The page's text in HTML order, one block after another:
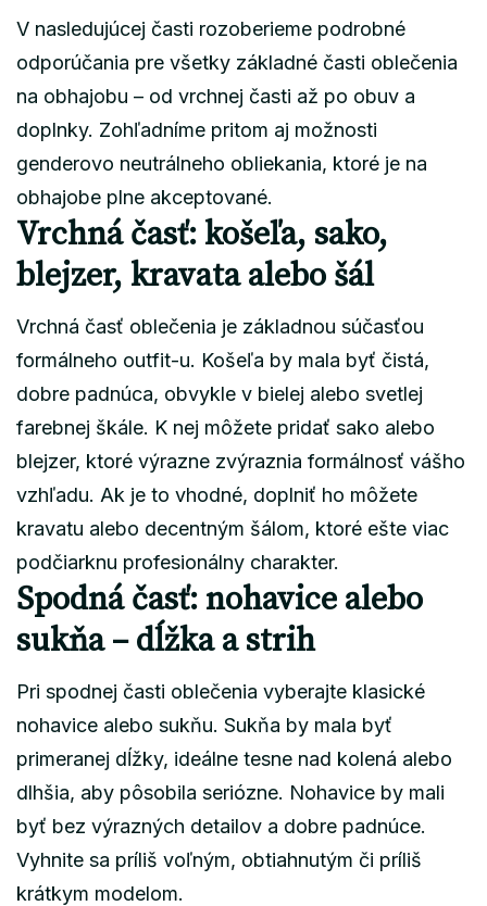
V nasledujúcej časti rozoberieme podrobné
odporúčania pre všetky základné časti oblečenia
na obhajobu – od vrchnej časti až po obuv a
doplnky. Zohľadníme pritom aj možnosti
genderovo neutrálneho obliekania, ktoré je na
obhajobe plne akceptované.
Vrchná časť: košeľa, sako,
blejzer, kravata alebo šál
Vrchná časť oblečenia je základnou súčasťou
formálneho outfit-u. Košeľa by mala byť čistá,
dobre padnúca, obvykle v bielej alebo svetlej
farebnej škále. K nej môžete pridať sako alebo
blejzer, ktoré výrazne zvýraznia formálnosť vášho
vzhľadu. Ak je to vhodné, doplniť ho môžete
kravatu alebo decentným šálom, ktoré ešte viac
podčiarknu profesionálny charakter.
Spodná časť: nohavice alebo
sukňa – dĺžka a strih
Pri spodnej časti oblečenia vyberajte klasické
nohavice alebo sukňu. Sukňa by mala byť
primeranej dĺžky, ideálne tesne nad kolená alebo
dlhšia, aby pôsobila seriózne. Nohavice by mali
byť bez výrazných detailov a dobre padnúce.
Vyhnite sa príliš voľným, obtiahnutým či príliš
krátkym modelom.